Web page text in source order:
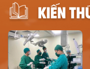
KIẾN